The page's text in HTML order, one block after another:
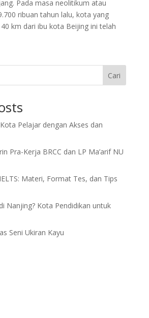
Pada masa neolitikum atau
ribuan tahun lalu, kota yang
km dari ibu kota Beijing ini telah
Cari
Pelajar dengan Akses dan
Pra-Kerja BRCC dan LP Ma’arif NU
Materi, Format Tes, dan Tips
Nanjing? Kota Pendidikan untuk
Seni Ukiran Kayu